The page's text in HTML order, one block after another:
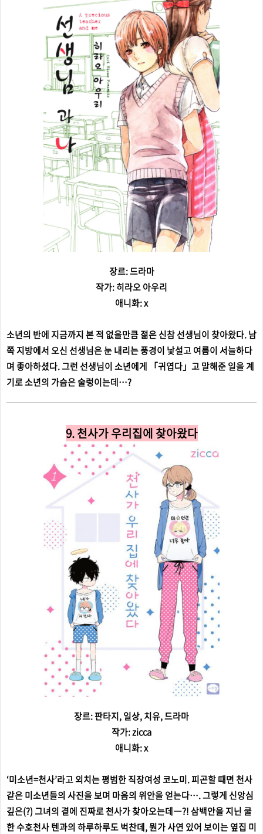
장르: 드라마
작가: 히라오 아우리
애니화: x
소년의 반에 지금까지 본 적 없을만큼 젊은 신참 선생님이 찾아왔다. 남
쪽 지방에서 오신 선생님은 눈 내리는 풍경이 낯설고 여름이 서늘하다
며 좋아하셨다. 그런 선생님이 소년에게 「귀엽다」고 말해준 일을 계
기로 소년의 가슴은 술렁이는데…?
9. 천사가 우리집에 찾아왔다
장르: 판타지, 일상, 치유, 드라마
작가: zicca
애니화: x
‘미소년=천사’라고 외치는 평범한 직장여성 코노미. 피곤할 때면 천사
같은 미소년들의 사진을 보며 마음의 위안을 얻는다…. 그렇게 신앙심
깊은(?) 그녀의 곁에 진짜로 천사가 찾아오는데―?! 삼백안을 지닌 쿨
한 수호천사 텐과의 하루하루도 벅찬데, 뭔가 사연 있어 보이는 옆집 미